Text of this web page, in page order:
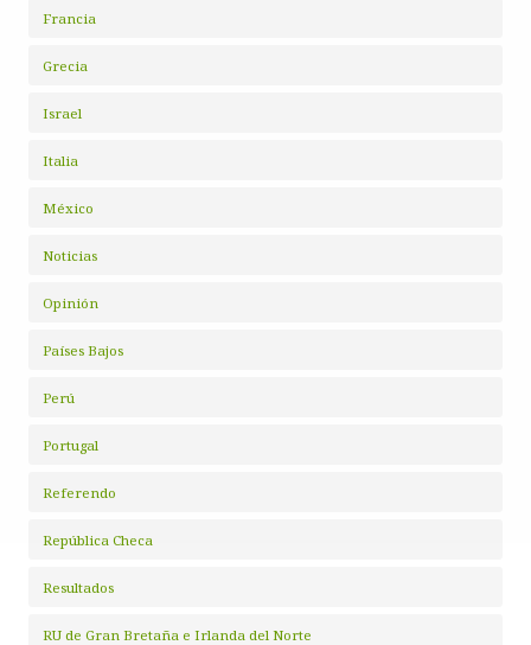
Francia
Grecia
Israel
Italia
México
Noticias
Opinión
Países Bajos
Perú
Portugal
Referendo
República Checa
Resultados
RU de Gran Bretaña e Irlanda del Norte